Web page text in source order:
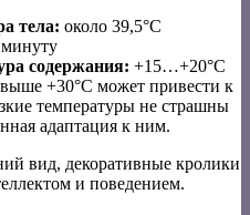
тела: около 39,5°C
минуту
содержания: +15…+20°C
+30°C может привести к
температуры не страшны
адаптация к ним.
вид, декоративные кролики
и поведением.